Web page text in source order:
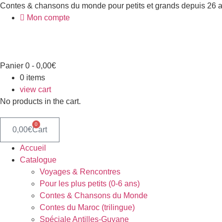
Aller
Contes & chansons du monde pour petits et grands depuis 26
Mon compte
Panier 0 - 0,00€
0 items
view cart
No products in the cart.
0,00€
0
Cart
Accueil
Catalogue
Voyages & Rencontres
Pour les plus petits (0-6 ans)
Contes & Chansons du Monde
Contes du Maroc (trilingue)
Spéciale Antilles-Guyane